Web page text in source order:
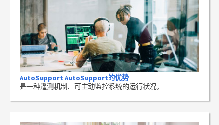
AutoSupport AutoSupport的优势
是一种遥测机制、可主动监控系统的运行状况。